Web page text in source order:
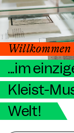
...im
Kleist-
Welt!